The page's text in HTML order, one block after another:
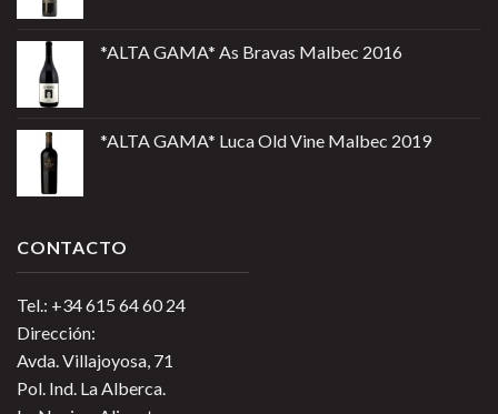
*ALTA GAMA* As Bravas Malbec 2016
*ALTA GAMA* Luca Old Vine Malbec 2019
CONTACTO
Tel.: +34 615 64 60 24
Dirección:
Avda. Villajoyosa, 71
Pol. Ind. La Alberca.